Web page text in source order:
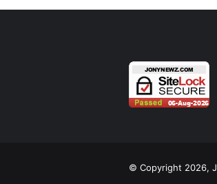
© Copyright 2026,